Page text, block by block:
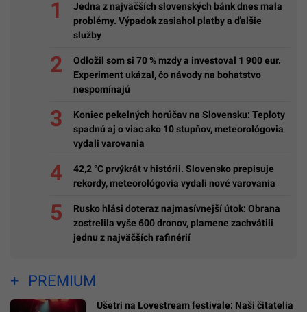
Jedna z najväčších slovenských bánk dnes mala
problémy. Výpadok zasiahol platby a ďalšie
služby
Odložil som si 70 % mzdy a investoval 1 900 eur.
Experiment ukázal, čo návody na bohatstvo
nespomínajú
Koniec pekelných horúčav na Slovensku: Teploty
spadnú aj o viac ako 10 stupňov, meteorológovia
vydali varovania
42,2 °C prvýkrát v histórii. Slovensko prepisuje
rekordy, meteorológovia vydali nové varovania
Rusko hlási doteraz najmasívnejší útok: Obrana
zostrelila vyše 600 dronov, plamene zachvátili
jednu z najväčších rafinérií
PREMIUM
Ušetri na Lovestream festivale: Naši čitatelia